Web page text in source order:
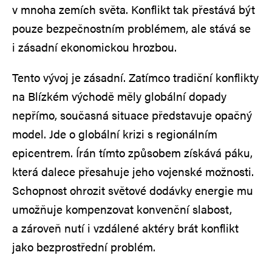
v mnoha zemích světa. Konflikt tak přestává být
pouze bezpečnostním problémem, ale stává se
i zásadní ekonomickou hrozbou.
Tento vývoj je zásadní. Zatímco tradiční konflikty
na Blízkém východě měly globální dopady
nepřímo, současná situace představuje opačný
model. Jde o globální krizi s regionálním
epicentrem. Írán tímto způsobem získává páku,
která dalece přesahuje jeho vojenské možnosti.
Schopnost ohrozit světové dodávky energie mu
umožňuje kompenzovat konvenční slabost,
a zároveň nutí i vzdálené aktéry brát konflikt
jako bezprostřední problém.